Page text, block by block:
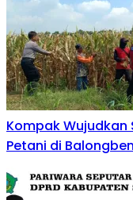
Kompak Wujudkan
Petani di